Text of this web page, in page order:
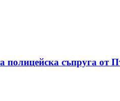
полицейска съпруга от